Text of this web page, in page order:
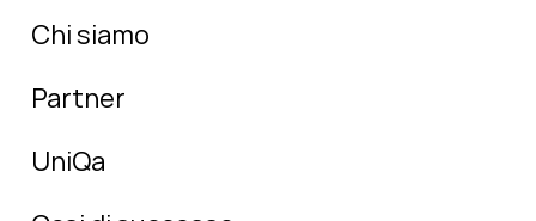
Chi siamo
Partner
UniQa